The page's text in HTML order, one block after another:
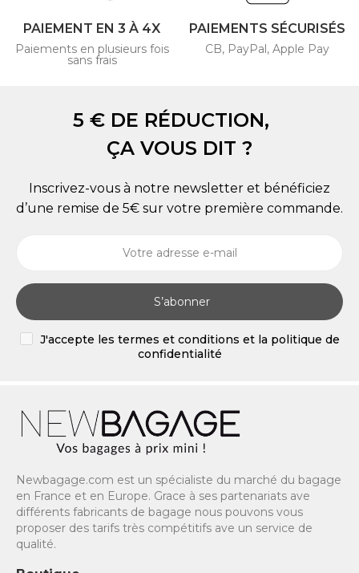
PAIEMENT EN 3 À 4X
Paiements en plusieurs fois
sans frais
PAIEMENTS SÉCURISÉS
CB, PayPal, Apple Pay
5 € DE RÉDUCTION,
ÇA VOUS DIT ?
Inscrivez-vous à notre newsletter et bénéficiez
d’une remise de 5€ sur votre première commande.
S’abonner
J'accepte les termes et conditions et la politique de
confidentialité
Newbagage.com est un spécialiste du marché du bagage
en France et en Europe. Grace à ses partenariats ave
différents fabricants de bagage nous pouvons vous
proposer des tarifs très compétitifs ave un service de
qualité.